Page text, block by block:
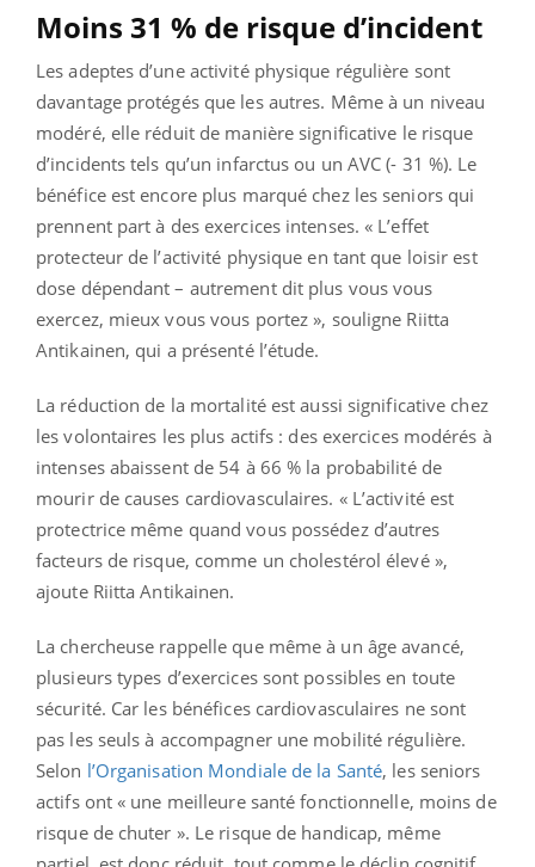
Moins 31 % de risque d’incident
Les adeptes d’une activité physique régulière sont
davantage protégés que les autres. Même à un niveau
modéré, elle réduit de manière significative le risque
d’incidents tels qu’un infarctus ou un AVC (- 31 %). Le
bénéfice est encore plus marqué chez les seniors qui
prennent part à des exercices intenses. « L’effet
protecteur de l’activité physique en tant que loisir est
dose dépendant – autrement dit plus vous vous
exercez, mieux vous vous portez », souligne Riitta
Antikainen, qui a présenté l’étude.
La réduction de la mortalité est aussi significative chez
les volontaires les plus actifs : des exercices modérés à
intenses abaissent de 54 à 66 % la probabilité de
mourir de causes cardiovasculaires. « L’activité est
protectrice même quand vous possédez d’autres
facteurs de risque, comme un cholestérol élevé »,
ajoute Riitta Antikainen.
La chercheuse rappelle que même à un âge avancé,
plusieurs types d’exercices sont possibles en toute
sécurité. Car les bénéfices cardiovasculaires ne sont
pas les seuls à accompagner une mobilité régulière.
Selon l’Organisation Mondiale de la Santé, les seniors
actifs ont « une meilleure santé fonctionnelle, moins de
risque de chuter ». Le risque de handicap, même